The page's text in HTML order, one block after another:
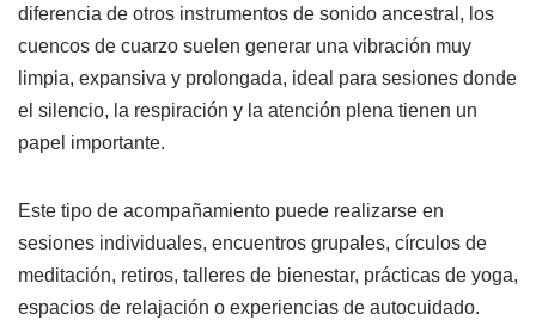
diferencia de otros instrumentos de sonido ancestral, los
cuencos de cuarzo suelen generar una vibración muy
limpia, expansiva y prolongada, ideal para sesiones donde
el silencio, la respiración y la atención plena tienen un
papel importante.
Este tipo de acompañamiento puede realizarse en
sesiones individuales, encuentros grupales, círculos de
meditación, retiros, talleres de bienestar, prácticas de yoga,
espacios de relajación o experiencias de autocuidado.